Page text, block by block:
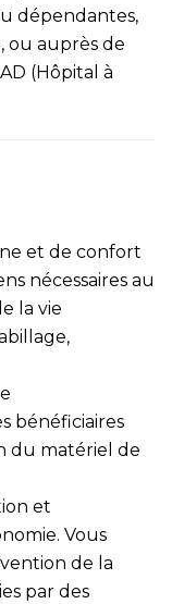
dépendantes,
ou auprès de
(Hôpital à
et de confort
nécessaires au
la vie
bénéficiaires
du matériel de
et
Vous
de la
par des